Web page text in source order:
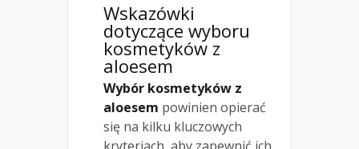
Wskazówki
dotyczące wyboru
kosmetyków z
aloesem
Wybór kosmetyków z
aloesem powinien opierać
się na kilku kluczowych